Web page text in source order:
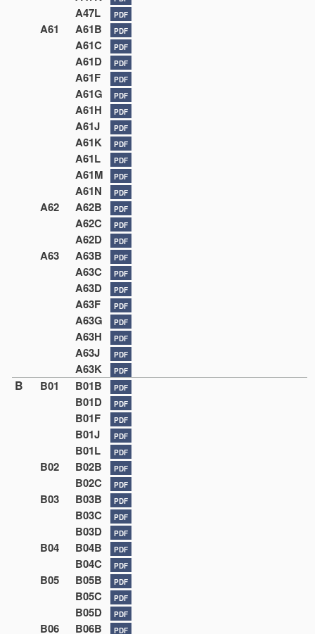
A47L PDF
A61 A61B PDF
A61C PDF
A61D PDF
A61F PDF
A61G PDF
A61H PDF
A61J PDF
A61K PDF
A61L PDF
A61M PDF
A61N PDF
A62 A62B PDF
A62C PDF
A62D PDF
A63 A63B PDF
A63C PDF
A63D PDF
A63F PDF
A63G PDF
A63H PDF
A63J PDF
A63K PDF
B B01 B01B PDF
B01D PDF
B01F PDF
B01J PDF
B01L PDF
B02 B02B PDF
B02C PDF
B03 B03B PDF
B03C PDF
B03D PDF
B04 B04B PDF
B04C PDF
B05 B05B PDF
B05C PDF
B05D PDF
B06 B06B PDF